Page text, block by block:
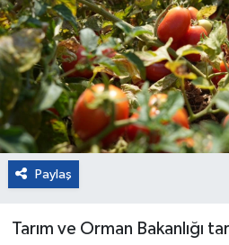
Paylaş
Tarım ve Orman Bakanlığı